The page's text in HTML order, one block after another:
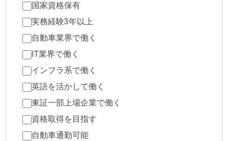
国家資格保有
実務経験3年以上
自動車業界で働く
IT業界で働く
インフラ系で働く
英語を活かして働く
東証一部上場企業で働く
資格取得を目指す
自動車通勤可能